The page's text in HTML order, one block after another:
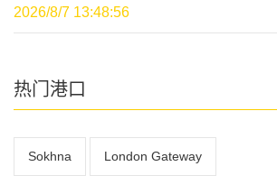
2026/8/7 13:48:56
热门港口
Sokhna London Gateway